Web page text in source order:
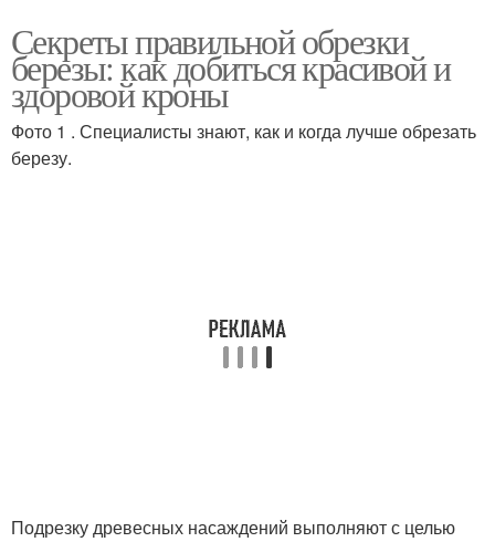
Секреты правильной обрезки
березы: как добиться красивой и
здоровой кроны
Фото 1 . Специалисты знают, как и когда лучше обрезать
березу.
Подрезку древесных насаждений выполняют с целью